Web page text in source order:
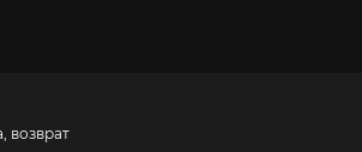
возврат